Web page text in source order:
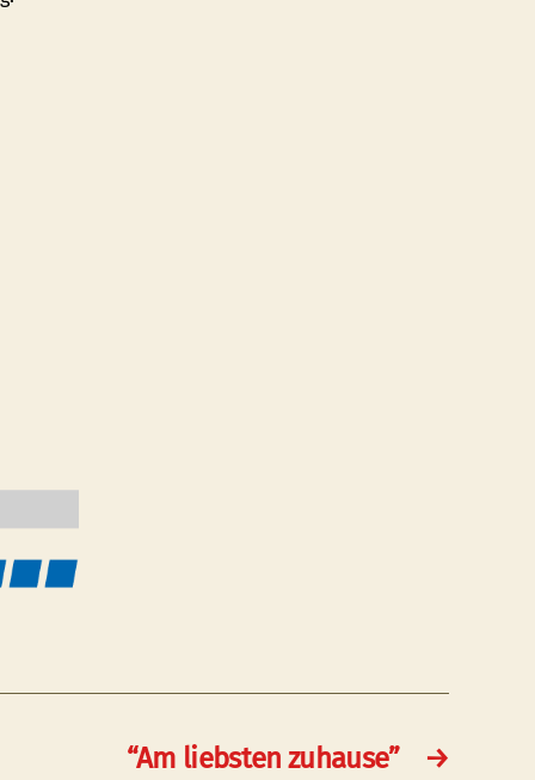
→
“Am liebsten zuhause”